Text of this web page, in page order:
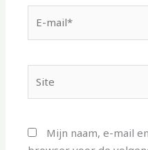
mail*
Mijn naam, e-mail